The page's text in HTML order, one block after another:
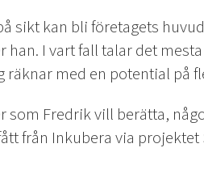
sikt kan bli företagets
han. I vart fall talar det
räknar med en potential på
Fredrik vill berätta,
från Inkubera via projektet